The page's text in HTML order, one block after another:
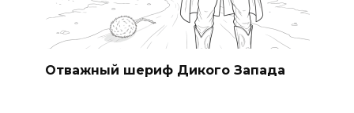
Отважный шериф Дикого Запада